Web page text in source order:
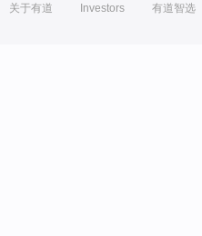
关于有道 Investors 有道智选